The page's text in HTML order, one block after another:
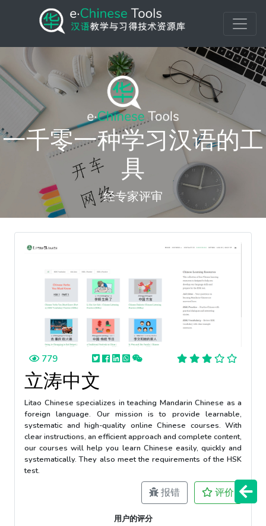
一千零一种学习汉语的工
具
经专家评审
779
立涛中文
Litao Chinese specializes in teaching Mandarin Chinese as a
foreign language. Our mission is to provide learnable,
systematic and high-quality online Chinese courses. With
clear instructions, an efficient approach and complete content,
our courses will help you learn Chinese easily, quickly and
systematically. They also meet the requirements of the HSK
test.
报错 评价
用户的评分